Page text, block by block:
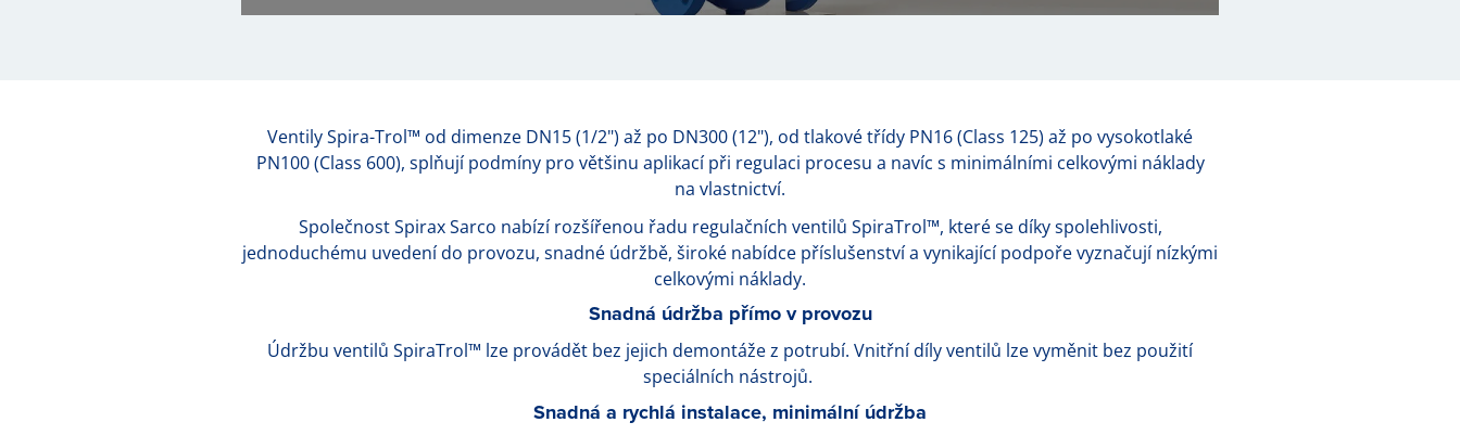
Ventily Spira-Trol™ od dimenze DN15 (1/2") až po DN300 (12"), od tlakové třídy PN16 (Class 125) až po vysokotlaké
PN100 (Class 600), splňují podmíny pro většinu aplikací při regulaci procesu a navíc s minimálními celkovými náklady
na vlastnictví.
Společnost Spirax Sarco nabízí rozšířenou řadu regulačních ventilů SpiraTrol™, které se díky spolehlivosti,
jednoduchému uvedení do provozu, snadné údržbě, široké nabídce příslušenství a vynikající podpoře vyznačují nízkými
celkovými náklady.
Snadná údržba přímo v provozu
Údržbu ventilů SpiraTrol™ lze provádět bez jejich demontáže z potrubí. Vnitřní díly ventilů lze vyměnit bez použití
speciálních nástrojů.
Snadná a rychlá instalace, minimální údržba